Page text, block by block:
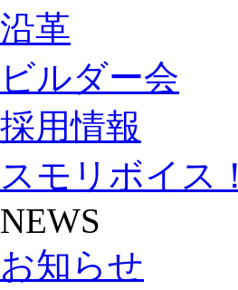
沿革
ビルダー会
採用情報
スモリボイス！
NEWS
お知らせ